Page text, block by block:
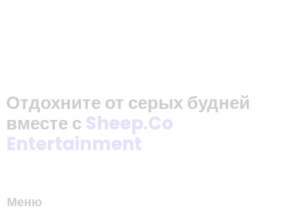
Отдохните от серых будней
вместе сSheep.Co
Entertainment
Меню